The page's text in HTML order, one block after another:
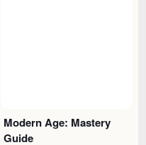
Modern Age: Mastery
Guide